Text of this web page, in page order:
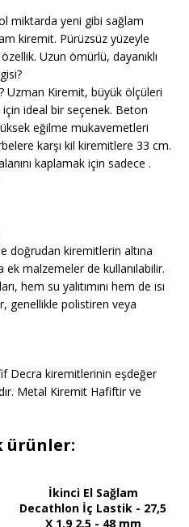
miktarda yeni gibi sağlam
kiremit. Pürüzsüz yüzeyle
Uzun ömürlü, dayanıklı
Uzman Kiremit, büyük ölçüleri
için ideal bir seçenek. Beton
eğilme mukavemetleri
karşı kil kiremitlere 33 cm.
kaplamak için sadece .
doğrudan kiremitlerin altına
malzemeler de kullanılabilir.
hem su yalıtımını hem de ısı
genellikle polistiren veya
Decra kiremitlerinin eşdeğer
Metal Kiremit Hafiftir ve
ürünler:
İkinci El Sağlam
Decathlon İç Lastik - 27,5
X 1,9 2,5 - 48 mm